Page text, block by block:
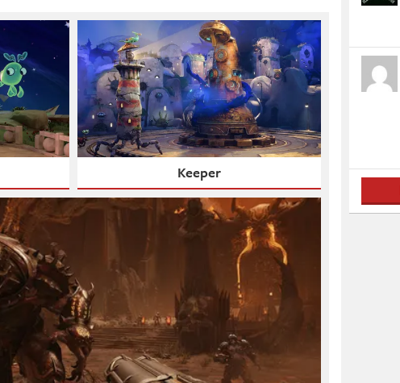
Keeper